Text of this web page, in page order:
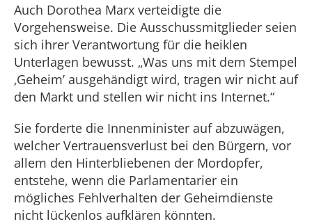
Auch Dorothea Marx verteidigte die
Vorgehensweise. Die Ausschussmitglieder seien
sich ihrer Verantwortung für die heiklen
Unterlagen bewusst. „Was uns mit dem Stempel
‚Geheim’ ausgehändigt wird, tragen wir nicht auf
den Markt und stellen wir nicht ins Internet.“
Sie forderte die Innenminister auf abzuwägen,
welcher Vertrauensverlust bei den Bürgern, vor
allem den Hinterbliebenen der Mordopfer,
entstehe, wenn die Parlamentarier ein
mögliches Fehlverhalten der Geheimdienste
nicht lückenlos aufklären könnten.